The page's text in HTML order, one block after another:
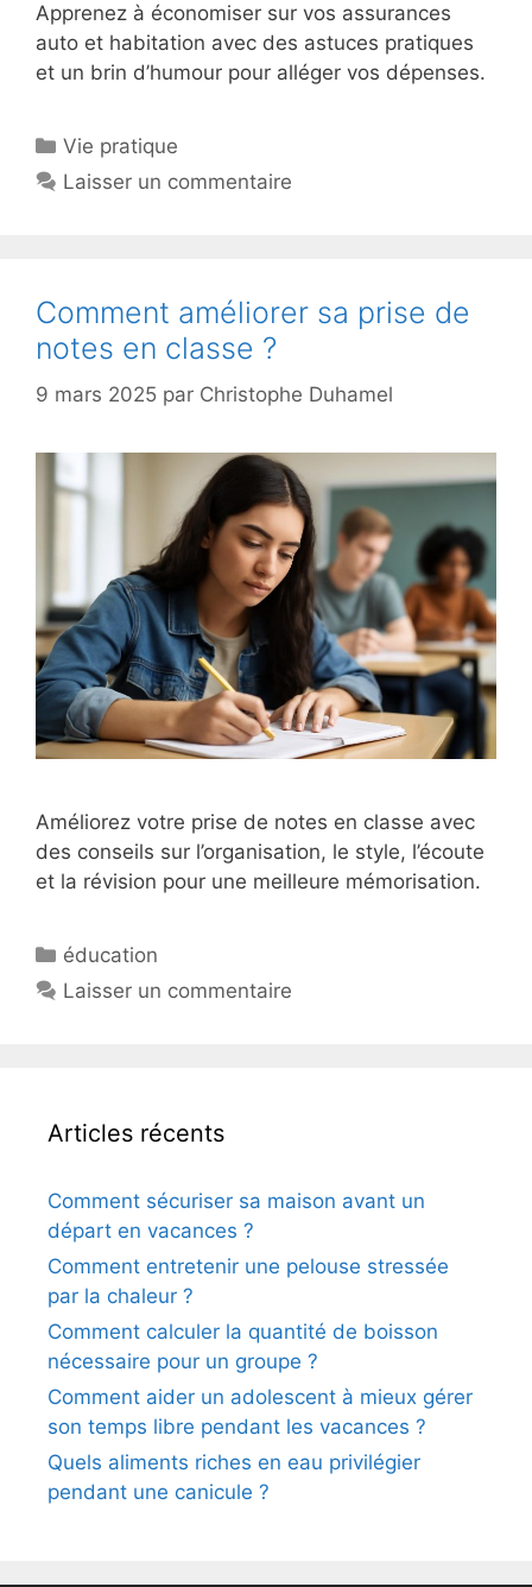
Apprenez à économiser sur vos assurances
auto et habitation avec des astuces pratiques
et un brin d’humour pour alléger vos dépenses.
Catégories
Vie pratique
Laisser un commentaire
Comment améliorer sa prise de
notes en classe ?
9 mars 2025 par Christophe Duhamel
Améliorez votre prise de notes en classe avec
des conseils sur l’organisation, le style, l’écoute
et la révision pour une meilleure mémorisation.
Catégories
éducation
Laisser un commentaire
Articles récents
Comment sécuriser sa maison avant un
départ en vacances ?
Comment entretenir une pelouse stressée
par la chaleur ?
Comment calculer la quantité de boisson
nécessaire pour un groupe ?
Comment aider un adolescent à mieux gérer
son temps libre pendant les vacances ?
Quels aliments riches en eau privilégier
pendant une canicule ?